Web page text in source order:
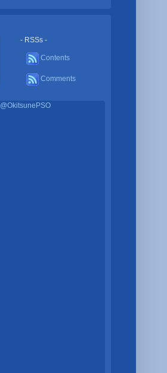
- RSSs -
Contents
Comments
@OkitsunePSO